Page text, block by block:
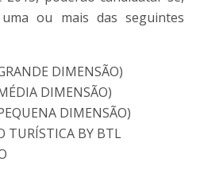
ou mais das seguintes
DIMENSÃO)
DIMENSÃO)
DIMENSÃO)
TURÍSTICA BY BTL